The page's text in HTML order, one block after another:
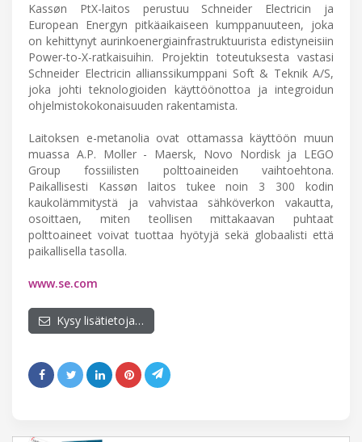
Kassøn PtX-laitos perustuu Schneider Electricin ja
European Energyn pitkäaikaiseen kumppanuuteen, joka
on kehittynyt aurinkoenergiainfrastruktuurista edistyneisiin
Power-to-X-ratkaisuihin. Projektin toteutuksesta vastasi
Schneider Electricin allianssikumppani Soft & Teknik A/S,
joka johti teknologioiden käyttöönottoa ja integroidun
ohjelmistokokonaisuuden rakentamista.
Laitoksen e-metanolia ovat ottamassa käyttöön muun
muassa A.P. Moller - Maersk, Novo Nordisk ja LEGO
Group fossiilisten polttoaineiden vaihtoehtona.
Paikallisesti Kassøn laitos tukee noin 3 300 kodin
kaukolämmitystä ja vahvistaa sähköverkon vakautta,
osoittaen, miten teollisen mittakaavan puhtaat
polttoaineet voivat tuottaa hyötyjä sekä globaalisti että
paikallisella tasolla.
www.se.com
Kysy lisätietoja…